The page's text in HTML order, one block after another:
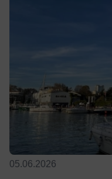
05.06.2026